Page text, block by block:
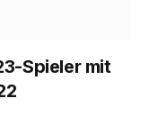
Spieler mit